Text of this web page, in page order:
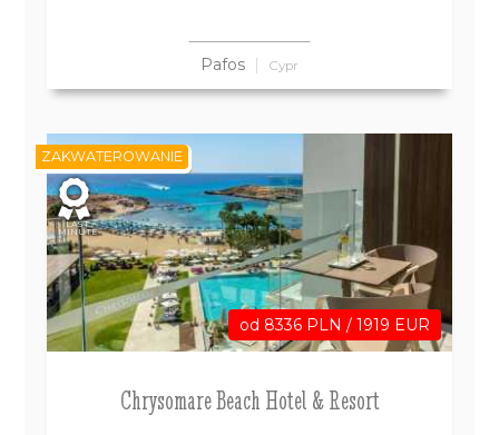
Pafos Cypr
od 8336 PLN / 1919 EUR
Chrysomare Beach Hotel & Resort
ZAKWATEROWANIE
LAST
MINUTE